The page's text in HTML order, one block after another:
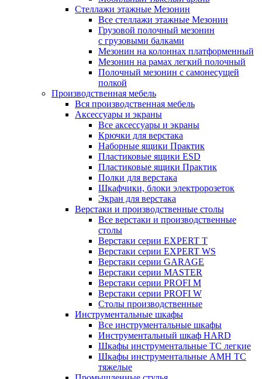
Стеллажи этажные Мезонин
Все стеллажи этажные Мезонин
Грузовой полочный мезонин
с грузовыми балками
Мезонин на колоннах платформенный
Мезонин на рамах легкий полочный
Полочный мезонин с самонесущей
полкой
Производственная мебель
Вся производственная мебель
Аксессуары и экраны
Все аксессуары и экраны
Крючки для верстака
Наборные ящики Практик
Пластиковые ящики ESD
Пластиковые ящики Практик
Полки для верстака
Шкафчики, блоки электророзеток
Экран для верстака
Верстаки и производственные столы
Все верстаки и производственные
столы
Верстаки серии EXPERT T
Верстаки серии EXPERT WS
Верстаки серии GARAGE
Верстаки серии MASTER
Верстаки серии PROFI M
Верстаки серии PROFI W
Столы производственные
Инструментальные шкафы
Все инструментальные шкафы
Инструментальный шкаф HARD
Шкафы инструментальные ТС легкие
Шкафы инструментальные AMH TC
тяжелые